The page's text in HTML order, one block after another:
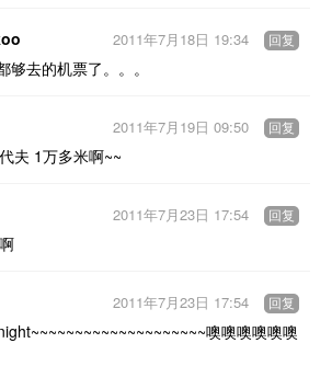
够去的机票了。。。
2011年7月18日 19:34 回复
夫 1万多米啊~~
2011年7月19日 09:50 回复
2011年7月23日 17:54 回复
噢噢噢噢噢噢
2011年7月23日 17:54 回复